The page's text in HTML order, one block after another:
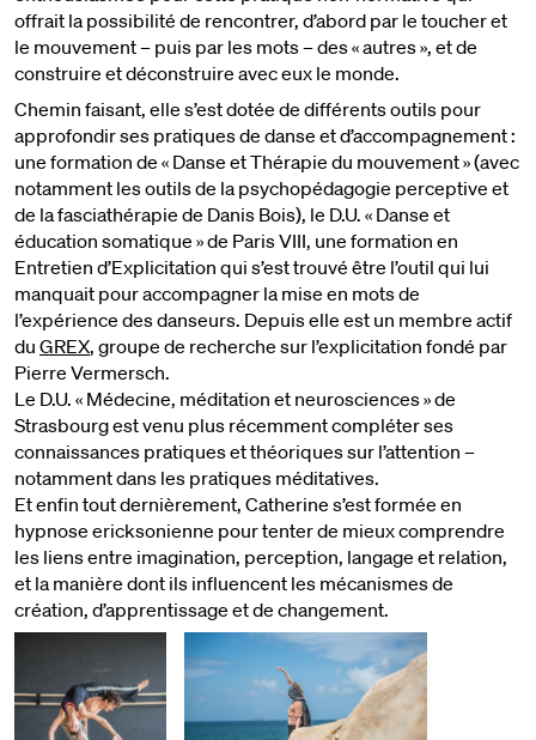
offrait la possibilité de rencontrer, d’abord par le toucher et
le mouvement – puis par les mots – des « autres », et de
construire et déconstruire avec eux le monde.
Chemin faisant, elle s’est dotée de différents outils pour
approfondir ses pratiques de danse et d’accompagnement :
une formation de « Danse et Thérapie du mouvement » (avec
notamment les outils de la psychopédagogie perceptive et
de la fasciathérapie de Danis Bois), le D.U. « Danse et
éducation somatique » de Paris VIII, une formation en
Entretien d’Explicitation qui s’est trouvé être l’outil qui lui
manquait pour accompagner la mise en mots de
l’expérience des danseurs. Depuis elle est un membre actif
du GREX, groupe de recherche sur l’explicitation fondé par
Pierre Vermersch.
Le D.U. « Médecine, méditation et neurosciences » de
Strasbourg est venu plus récemment compléter ses
connaissances pratiques et théoriques sur l’attention –
notamment dans les pratiques méditatives.
Et enfin tout dernièrement, Catherine s’est formée en
hypnose ericksonienne pour tenter de mieux comprendre
les liens entre imagination, perception, langage et relation,
et la manière dont ils influencent les mécanismes de
création, d’apprentissage et de changement.